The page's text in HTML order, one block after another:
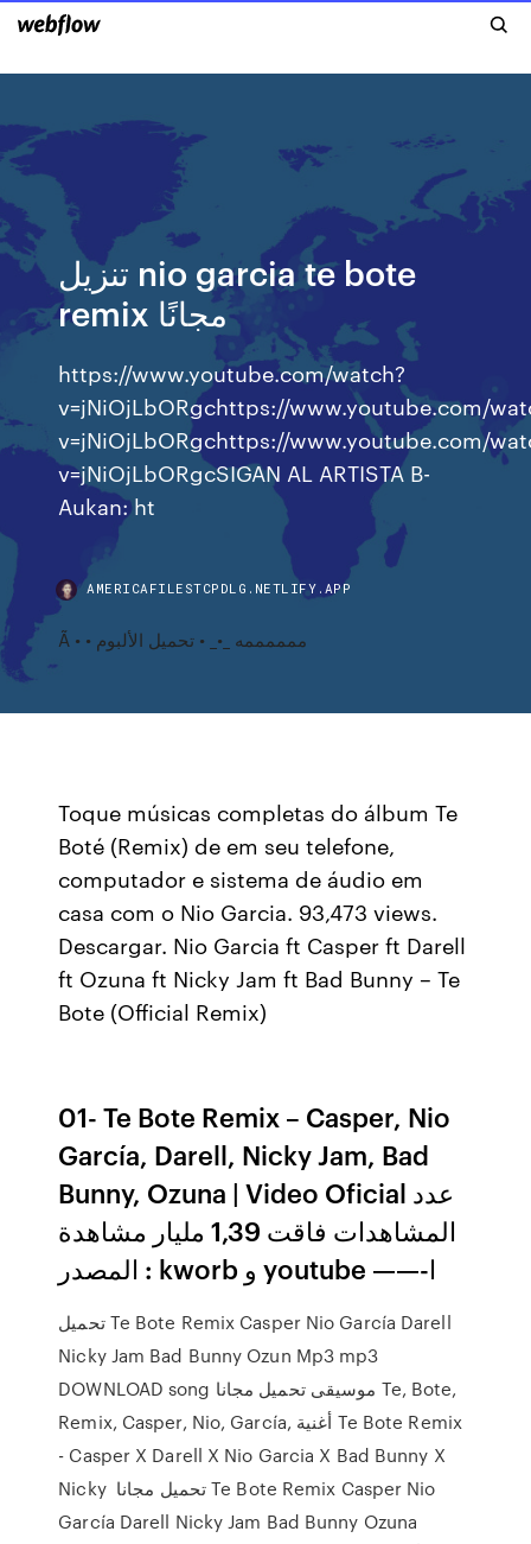
تنزيل nio garcia te bote
remix مجانًا
https://www.youtube.com/watch?
v=jNiOjLbORgchttps://www.youtube.com/
v=jNiOjLbORgchttps://www.youtube.com/
v=jNiOjLbORgcSIGAN AL ARTISTA B-
Aukan: ht
AMERICAFILESTCPDLG.NETLIFY.APP
Ã • • ممممممه _•_ • تحميل الألبوم
Toque músicas completas do álbum Te
Boté (Remix) de em seu telefone,
computador e sistema de áudio em
casa com o Nio Garcia. 93,473 views.
Descargar. Nio Garcia ft Casper ft Darell
ft Ozuna ft Nicky Jam ft Bad Bunny – Te
Bote (Official Remix)
01- Te Bote Remix – Casper, Nio
García, Darell, Nicky Jam, Bad
Bunny, Ozuna | Video Oficial عدد
المشاهدات فاقت 1,39 مليار مشاهدة
المصدر : kworb و youtube ——-ا
تحميل Te Bote Remix Casper Nio García Darell
Nicky Jam Bad Bunny Ozun Mp3 mp3
DOWNLOAD song موسيقى تحميل مجانا Te, Bote,
Remix, Casper, Nio, García, أغنية Te Bote Remix
- Casper X Darell X Nio Garcia X Bad Bunny X
Nicky تحميل مجانا Te Bote Remix Casper Nio
García Darell Nicky Jam Bad Bunny Ozuna